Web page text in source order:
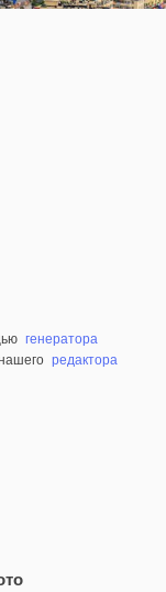
генератора
редактора